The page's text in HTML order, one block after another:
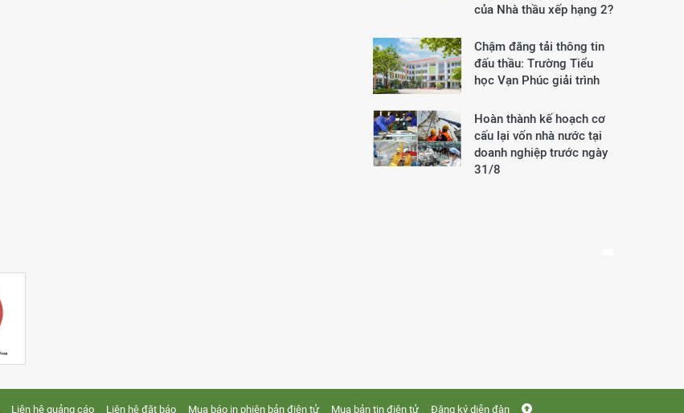
của Nhà thầu xếp hạng 2?
Chậm đăng tải thông tin
đấu thầu: Trường Tiểu
học Vạn Phúc giải trình
Hoàn thành kế hoạch cơ
cấu lại vốn nhà nước tại
doanh nghiệp trước ngày
31/8
Liên hệ quảng cáo Liên hệ đặt báo Mua báo in phiên bản điện tử Mua bản tin điện tử Đăng ký diễn đàn